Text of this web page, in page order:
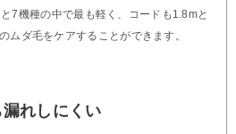
7機種の中で最も軽く、コードも1.8mと
ムダ毛をケアすることができます。
れしにくい